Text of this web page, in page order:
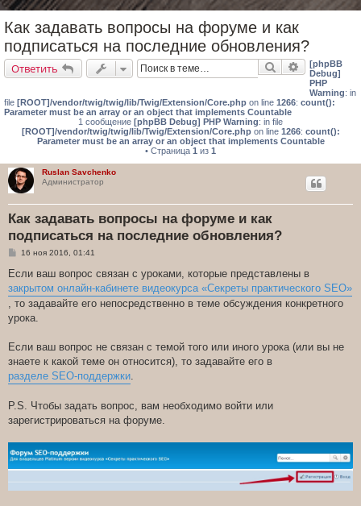
Как задавать вопросы на форуме и как
подписаться на последние обновления?
Ответить Поиск
[phpBB
Debug]
PHP
Warning: in
file [ROOT]/vendor/twig/twig/lib/Twig/Extension/Core.php on line 1266: count():
Parameter must be an array or an object that implements Countable
1 сообщение [phpBB Debug] PHP Warning: in file
[ROOT]/vendor/twig/twig/lib/Twig/Extension/Core.phpon line 1266: count():
Parameter must be an array or an object that implements Countable
• Страница 1 из 1
Ruslan Savchenko
Администратор
Как задавать вопросы на форуме и как
подписаться на последние обновления?
С
о
щ
е
н
и
16 ноя 2016, 01:41
Если ваш вопрос связан с уроками, которые представлены в
закрытом онлайн-кабинете видеокурса «Секреты практического SEO»
, то задавайте его непосредственно в теме обсуждения конкретного
урока.
Если ваш вопрос не связан с темой того или иного урока (или вы не
знаете к какой теме он относится), то задавайте его в
разделе SEO-поддержки.
P.S. Чтобы задать вопрос, вам необходимо войти или
зарегистрироваться на форуме.